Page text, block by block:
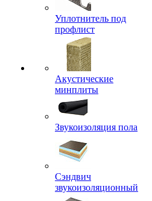
Уплотнитель под
профлист
Акустические
минплиты
Звукоизоляция пола
Сэндвич
звукоизоляционный